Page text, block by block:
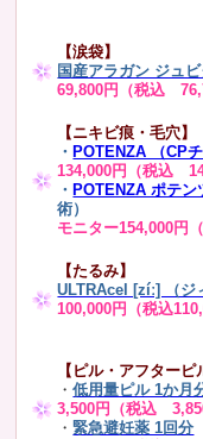
【涙袋】
国産アラガン ジュ
69,800円（税込
【ニキビ痕・毛穴】
・POTENZA （CP
134,000円（税込
・POTENZA ポテン
術）
モニター154,000円
【たるみ】
ULTRAcel [zíː] （ジ
100,000円（税込
【ピル・アフターピ
・低用量ピル 1か月
3,500円（税込
・緊急避妊薬 1回分